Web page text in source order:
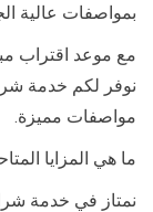
بمواصفات عالية
نوفر لكم خدمة
مواصفات مميزة.
ما هي المزايا
نمتاز في خدمة